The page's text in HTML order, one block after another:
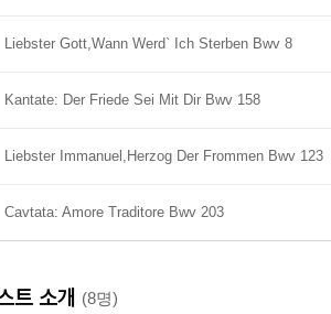
Liebster Gott,Wann Werd` Ich Sterben Bwv 8
Kantate: Der Friede Sei Mit Dir Bwv 158
Liebster Immanuel,Herzog Der Frommen Bwv 123
Cavtata: Amore Traditore Bwv 203
트 소개 (8명)